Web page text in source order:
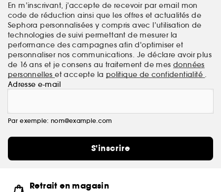
En m’inscrivant, j’accepte de recevoir par email mon
code de réduction ainsi que les offres et actualités de
Sephora personnalisées y compris avec l’utilisation de
technologies de suivi permettant de mesurer la
performance des campagnes afin d'optimiser et
personnaliser nos communications. Je déclare avoir plus
de 16 ans et je consens au traitement de mes données
personnelleset accepte la politique de confidentialité .
Adresse e-mail
Par exemple: nom@example.com
S'inscrire
Retrait en magasin